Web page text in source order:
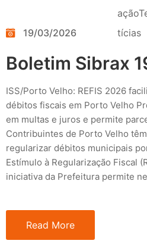
19/03/2026
tícias
Boletim Sibrax
ISS/Porto Velho: REFIS 2026
débitos fiscais em Porto Velho
em multas e juros e permite
Contribuintes de Porto Velho
regularizar débitos municipais
Estímulo à Regularização Fiscal
iniciativa da Prefeitura permite
Read More